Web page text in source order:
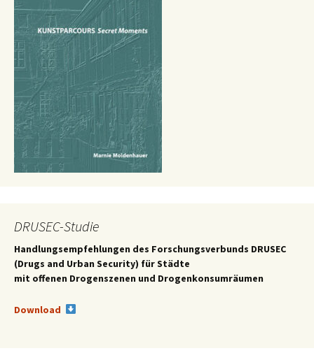
DRUSEC-Studie
Handlungsempfehlungen des Forschungsverbunds DRUSEC
(Drugs and Urban Security) für Städte
mit offenen Drogenszenen und Drogenkonsumräumen
Download